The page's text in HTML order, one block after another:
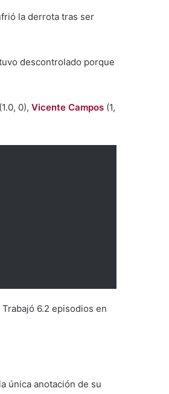
la derrota tras ser
descontrolado porque
(1.0, 0), Vicente Campos (1,
6.2 episodios en
única anotación de su